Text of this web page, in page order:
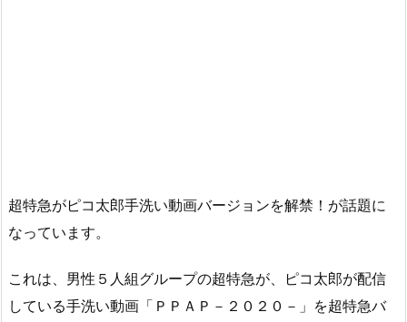
超特急がピコ太郎手洗い動画バージョンを解禁！が話題に
なっています。
これは、男性５人組グループの超特急が、ピコ太郎が配信
している手洗い動画「ＰＰＡＰ－２０２０－」を超特急バ